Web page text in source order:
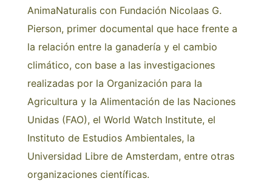
AnimaNaturalis con Fundación Nicolaas G.
Pierson, primer documental que hace frente a
la relación entre la ganadería y el cambio
climático, con base a las investigaciones
realizadas por la Organización para la
Agricultura y la Alimentación de las Naciones
Unidas (FAO), el World Watch Institute, el
Instituto de Estudios Ambientales, la
Universidad Libre de Amsterdam, entre otras
organizaciones científicas.